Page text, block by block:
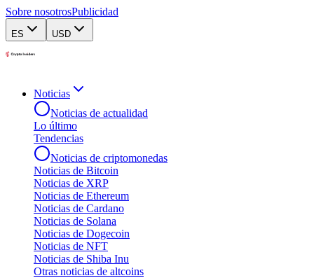
Sobre nosotrosPublicidad
ES USD
Noticias
Noticias de actualidad
Lo último
Tendencias
Noticias de criptomonedas
Noticias de Bitcoin
Noticias de XRP
Noticias de Ethereum
Noticias de Cardano
Noticias de Solana
Noticias de Dogecoin
Noticias de NFT
Noticias de Shiba Inu
Otras noticias de altcoins